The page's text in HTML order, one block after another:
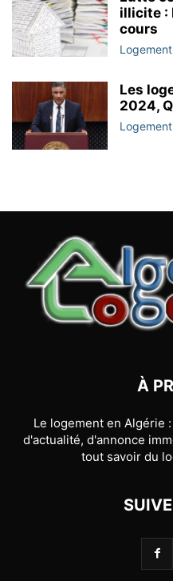
illicite :
cours
Les
2024,
À
Le logement en Algérie
d'actualité, d'annonce
tout savoir du